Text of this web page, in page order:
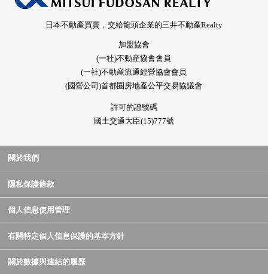
日本不動產買賣，交給龍頭企業的三井不動產Realty
加盟協會
(一社)不動産協會會員
(一社)不動産流通經營協會會員
(國營公司)首都圈房地產公平交易協議會
許可的證號碼
國土交通大臣(15)777號
關於我們
隱私保護條款
個人信息使用管理
有關特定個人信息保護的基本方針
關於數據與連結的履歷